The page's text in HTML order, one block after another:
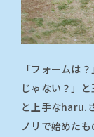
「フォームは
じゃない？」
と上手なharu.
ノリで始めた